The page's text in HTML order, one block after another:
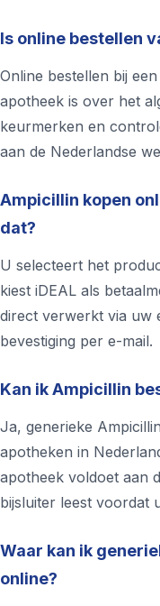
Is online bestellen
Online bestellen bij
apotheek is over het
keurmerken en
aan de Nederlandse
Ampicillin kopen
dat?
U selecteert het
kiest iDEAL als
direct verwerkt via uw
bevestiging per e-mail.
Kan ik Ampicillin
Ja, generieke
apotheken in
apotheek voldoet aan
bijsluiter leest voordat
Waar kan ik
online?